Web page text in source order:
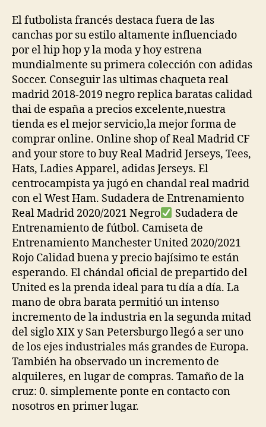
El futbolista francés destaca fuera de las
canchas por su estilo altamente influenciado
por el hip hop y la moda y hoy estrena
mundialmente su primera colección con adidas
Soccer. Conseguir las ultimas chaqueta real
madrid 2018-2019 negro replica baratas calidad
thai de españa a precios excelente,nuestra
tienda es el mejor servicio,la mejor forma de
comprar online. Online shop of Real Madrid CF
and your store to buy Real Madrid Jerseys, Tees,
Hats, Ladies Apparel, adidas Jerseys. El
centrocampista ya jugó en chandal real madrid
con el West Ham. Sudadera de Entrenamiento
Real Madrid 2020/2021 Negro
Sudadera de
Entrenamiento de fútbol. Camiseta de
Entrenamiento Manchester United 2020/2021
Rojo Calidad buena y precio bajísimo te están
esperando. El chándal oficial de prepartido del
United es la prenda ideal para tu día a día. La
mano de obra barata permitió un intenso
incremento de la industria en la segunda mitad
del siglo XIX y San Petersburgo llegó a ser uno
de los ejes industriales más grandes de Europa.
También ha observado un incremento de
alquileres, en lugar de compras. Tamaño de la
cruz: 0. simplemente ponte en contacto con
nosotros en primer lugar.